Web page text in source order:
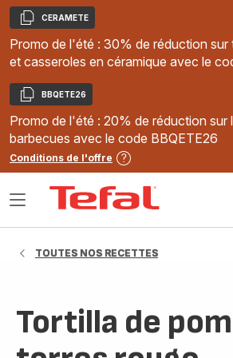
Copier
CERAMETE
Promo de l'été : 30% de réduction sur
et casseroles en céramique avec le
Copier
BBQETE26
Promo de l'été : 20% de réduction sur
barbecues avec le code BBQETE26
Conditions de l'offre
Ouvrir
TOUTES NOS RECETTES
Tortilla de